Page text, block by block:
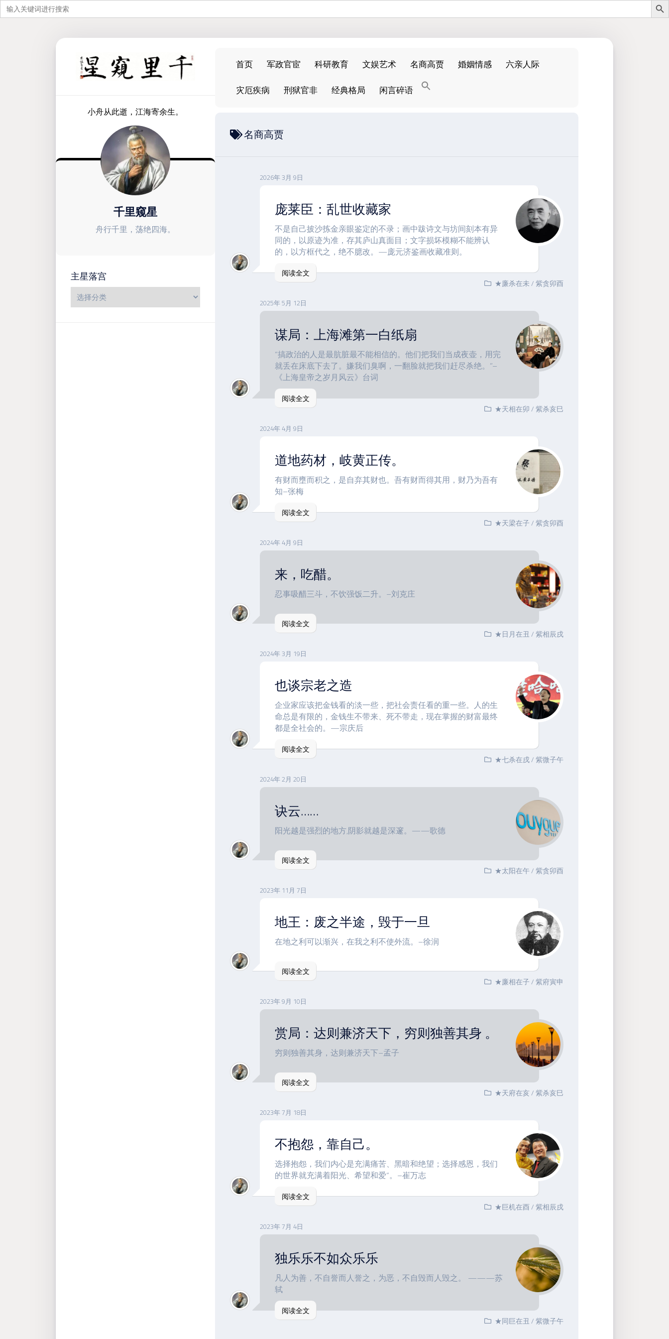
搜
索：
小舟从此逝，江海寄余生。
千里窥星
舟行千里，荡绝四海。
主星落宫
首页 军政官宦 科研教育 文娱艺术 名商高贾 婚姻情感
六亲人际
灾厄疾病
刑狱官非 经典格局 闲言碎语
名商高贾
2026年 3月 9日
庞莱臣：乱世收藏家
不是自己披沙拣金亲眼鉴定的不录；画中跋诗文与坊间刻本有异
同的，以原迹为准，存其庐山真面目；文字损坏模糊不能辨认
的，以方框代之，绝不臆改。—庞元济鉴画收藏准则。
阅读全文
★廉杀在未/紫贪卯酉
2025年 5月 12日
谋局：上海滩第一白纸扇
“搞政治的人是最肮脏最不能相信的。他们把我们当成夜壶，用完
就丢在床底下去了。嫌我们臭啊，一翻脸就把我们赶尽杀绝。”–
《上海皇帝之岁月风云》台词
阅读全文
★天相在卯/紫杀亥巳
2024年 4月 9日
道地药材，岐黄正传。
有财而壅而积之，是自弃其财也。吾有财而得其用，财乃为吾有
知–张梅
阅读全文
★天梁在子/紫贪卯酉
2024年 4月 9日
来，吃醋。
忍事吸醋三斗，不饮强饭二升。–刘克庄
阅读全文
★日月在丑/紫相辰戌
2024年 3月 19日
也谈宗老之造
企业家应该把金钱看的淡一些，把社会责任看的重一些。人的生
命总是有限的，金钱生不带来、死不带走，现在掌握的财富最终
都是全社会的。—宗庆后
阅读全文
★七杀在戌/紫微子午
2024年 2月 20日
诀云……
阳光越是强烈的地方,阴影就越是深邃。——歌德
阅读全文
★太阳在午/紫贪卯酉
2023年 11月 7日
地王：废之半途，毁于一旦
在地之利可以渐兴，在我之利不使外流。–徐润
阅读全文
★廉相在子/紫府寅申
2023年 9月 10日
赏局：达则兼济天下，穷则独善其身 。
穷则独善其身，达则兼济天下–孟子
阅读全文
★天府在亥/紫杀亥巳
2023年 7月 18日
不抱怨，靠自己。
选择抱怨，我们内心是充满痛苦、黑暗和绝望；选择感恩，我们
的世界就充满着阳光、希望和爱“。–崔万志
阅读全文
★巨机在酉/紫相辰戌
2023年 7月 4日
独乐乐不如众乐乐
凡人为善，不自誉而人誉之，为恶，不自毁而人毁之。 ———苏
轼
阅读全文
★同巨在丑/紫微子午